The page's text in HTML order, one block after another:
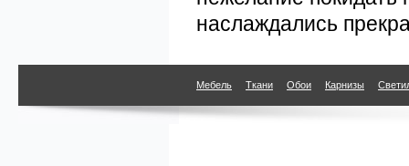
наслаждались
Мебель Ткани Обои Карнизы